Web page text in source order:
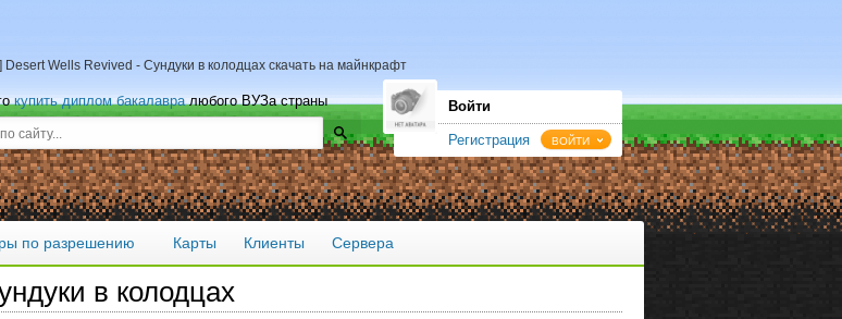
Desert Wells Revived - Сундуки в колодцах скачать на майнкрафт
купить диплом бакалавралюбого ВУЗа страны Войти
Регистрация ВОЙТИ
по разрешению Карты Клиенты Сервера
в колодцах